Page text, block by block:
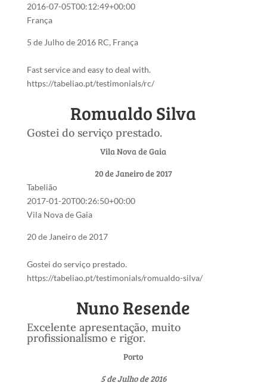
2016-07-05T00:12:49+00:00
França
5 de Julho de 2016 RC, França
Fast service and easy to deal with.
https://tabeliao.pt/testimonials/rc/
Romualdo Silva
Gostei do serviço prestado.
Vila Nova de Gaia
20 de Janeiro de 2017
Tabelião
2017-01-20T00:26:50+00:00
Vila Nova de Gaia
20 de Janeiro de 2017
Gostei do serviço prestado.
https://tabeliao.pt/testimonials/romualdo-silva/
Nuno Resende
Excelente apresentação, muito
profissionalismo e rigor.
Porto
5 de Julho de 2016